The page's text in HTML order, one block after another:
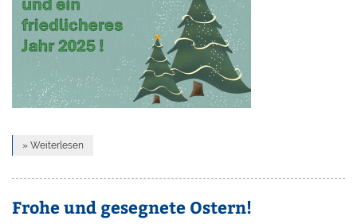
» Weiterlesen
Frohe und gesegnete Ostern!